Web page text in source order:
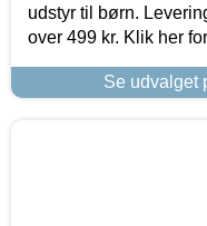
udstyr til børn.
over 499 kr. Klik her
Se udvalget